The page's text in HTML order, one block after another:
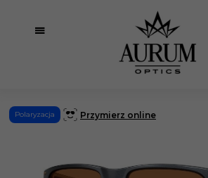
Polaryzacja Przymierz online